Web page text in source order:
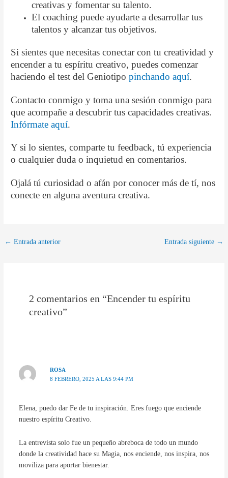
creativas y fomentar su talento.
El coaching puede ayudarte a desarrollar tus
talentos y alcanzar tus objetivos.
Si sientes que necesitas conectar con tu creatividad y
encender a tu espíritu creativo, puedes comenzar
haciendo el test del Geniotipopinchando aquí.
Contacto conmigo y toma una sesión conmigo para
que acompañe a descubrir tus capacidades creativas.
Infórmate aquí.
Y si lo sientes, comparte tu feedback, tú experiencia
o cualquier duda o inquietud en comentarios.
Ojalá tú curiosidad o afán por conocer más de tí, nos
conecte en alguna aventura creativa.
← Entrada anterior Entrada siguiente →
2 comentarios en “Encender tu espíritu
creativo”
ROSA
8 FEBRERO, 2025 A LAS 9:44 PM
Elena, puedo dar Fe de tu inspiración. Eres fuego que enciende
nuestro espíritu Creativo.
La entrevista solo fue un pequeño abreboca de todo un mundo
donde la creatividad hace su Magia, nos enciende, nos inspira, nos
moviliza para aportar bienestar.